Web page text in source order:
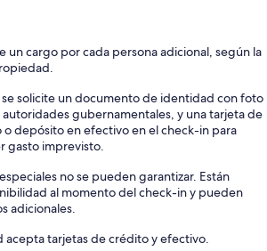
un cargo por cada persona adicional, según la
se solicite un documento de identidad con foto
gubernamentales, y una tarjeta de
depósito en efectivo en el check-in para
gasto imprevisto.
no se pueden garantizar. Están
al momento del check-in y pueden
adicionales.
acepta tarjetas de crédito y efectivo.